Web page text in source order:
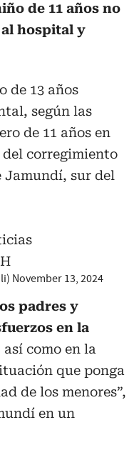
de 11 años no
hospital y
de 13 años
según las
de 11 años en
corregimiento
Jamundí, sur del
November 13, 2024
padres y
en la
así como en la
que ponga
de los menores”,
en un